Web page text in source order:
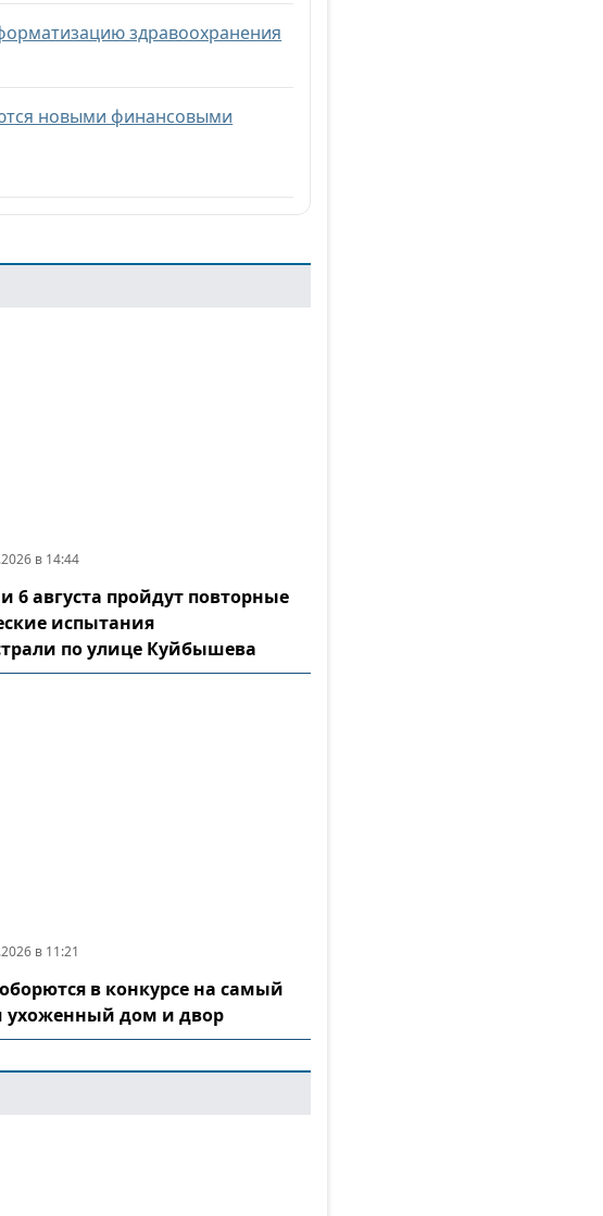
здравоохранения
новыми финансовыми
в 14:44
6 августа пройдут повторные
испытания
по улице Куйбышева
в 11:21
в конкурсе на самый
ухоженный дом и двор